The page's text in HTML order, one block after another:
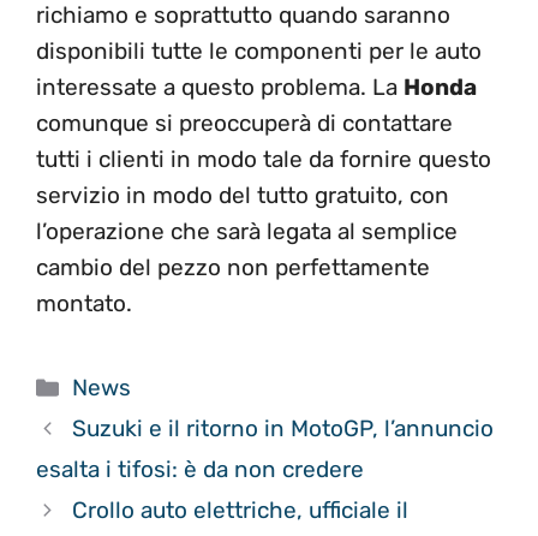
richiamo e soprattutto quando saranno
disponibili tutte le componenti per le auto
interessate a questo problema. La Honda
comunque si preoccuperà di contattare
tutti i clienti in modo tale da fornire questo
servizio in modo del tutto gratuito, con
l’operazione che sarà legata al semplice
cambio del pezzo non perfettamente
montato.
Categorie
News
Suzuki e il ritorno in MotoGP, l’annuncio
esalta i tifosi: è da non credere
Crollo auto elettriche, ufficiale il